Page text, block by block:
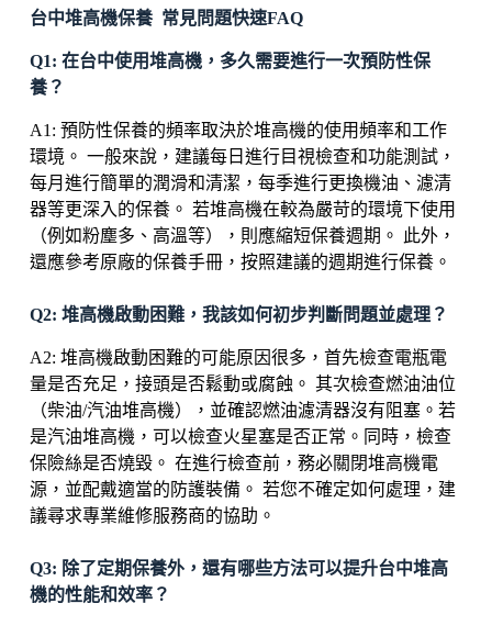
台中堆高機保養 常見問題快速FAQ
Q1: 在台中使用堆高機，多久需要進行一次預防性保
養？
A1: 預防性保養的頻率取決於堆高機的使用頻率和工作
環境。 一般來說，建議每日進行目視檢查和功能測試，
每月進行簡單的潤滑和清潔，每季進行更換機油、濾清
器等更深入的保養。 若堆高機在較為嚴苛的環境下使用
（例如粉塵多、高溫等），則應縮短保養週期。 此外，
還應參考原廠的保養手冊，按照建議的週期進行保養。
Q2: 堆高機啟動困難，我該如何初步判斷問題並處理？
A2: 堆高機啟動困難的可能原因很多，首先檢查電瓶電
量是否充足，接頭是否鬆動或腐蝕。 其次檢查燃油油位
（柴油/汽油堆高機），並確認燃油濾清器沒有阻塞。若
是汽油堆高機，可以檢查火星塞是否正常。同時，檢查
保險絲是否燒毀。 在進行檢查前，務必關閉堆高機電
源，並配戴適當的防護裝備。 若您不確定如何處理，建
議尋求專業維修服務商的協助。
Q3: 除了定期保養外，還有哪些方法可以提升台中堆高
機的性能和效率？